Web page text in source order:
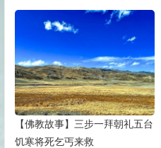
【佛教故事】三步一拜朝礼五台
饥寒将死乞丐来救